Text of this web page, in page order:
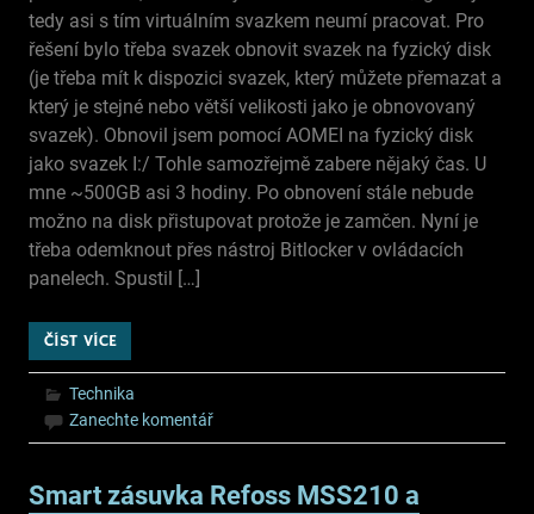
tedy asi s tím virtuálním svazkem neumí pracovat. Pro
řešení bylo třeba svazek obnovit svazek na fyzický disk
(je třeba mít k dispozici svazek, který můžete přemazat a
který je stejné nebo větší velikosti jako je obnovovaný
svazek). Obnovil jsem pomocí AOMEI na fyzický disk
jako svazek I:/ Tohle samozřejmě zabere nějaký čas. U
mne ~500GB asi 3 hodiny. Po obnovení stále nebude
možno na disk přistupovat protože je zamčen. Nyní je
třeba odemknout přes nástroj Bitlocker v ovládacích
panelech. Spustil […]
ČÍST VÍCE
Technika
Zanechte komentář
Smart zásuvka Refoss MSS210 a